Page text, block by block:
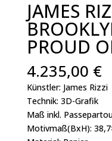
JAMES
PROUD
4.235,00 €
Künstler: James Rizzi
Technik: 3D-Grafik
Maß inkl.
Motivmaß(BxH):